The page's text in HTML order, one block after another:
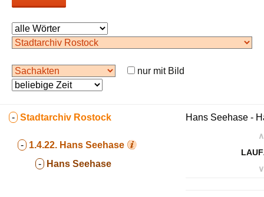
nur mit Bild
- Stadtarchiv Rostock
- 1.4.22. Hans Seehase
- Hans Seehase
Hans Seehase -
∧
∨